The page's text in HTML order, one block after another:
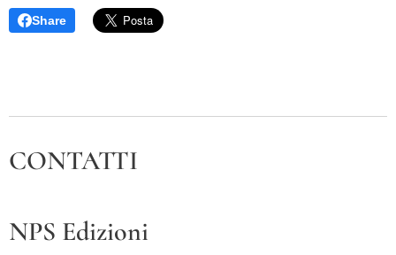
Share
CONTATTI
NPS Edizioni